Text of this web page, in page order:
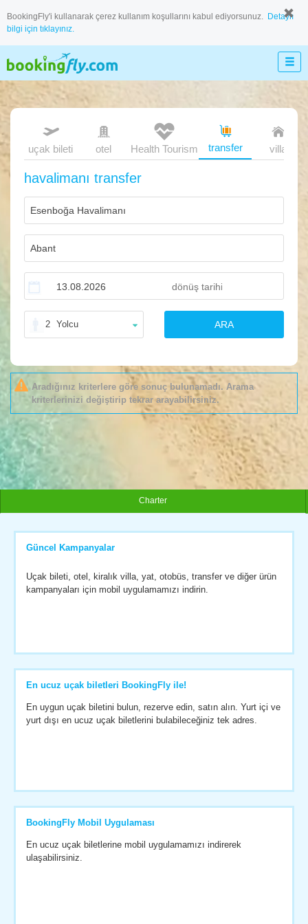
BookingFly'i kullanarak çerez kullanım koşullarını kabul ediyorsunuz. Detaylı
bilgi için tıklayınız.
uçak bileti otel transfer villa
Health Tourism
havalimanı transfer
2 Yolcu ARA
Aradığınız kriterlere göre sonuç bulunamadı. Arama
kriterlerinizi değiştirip tekrar arayabilirsiniz.
Charter
Güncel Kampanyalar
Uçak bileti, otel, kiralık villa, yat, otobüs, transfer ve diğer ürün
kampanyaları için mobil uygulamamızı indirin.
En ucuz uçak biletleri BookingFly ile!
En uygun uçak biletini bulun, rezerve edin, satın alın. Yurt içi ve
yurt dışı en ucuz uçak biletlerini bulabileceğiniz tek adres.
BookingFly Mobil Uygulaması
En ucuz uçak biletlerine mobil uygulamamızı indirerek
ulaşabilirsiniz.